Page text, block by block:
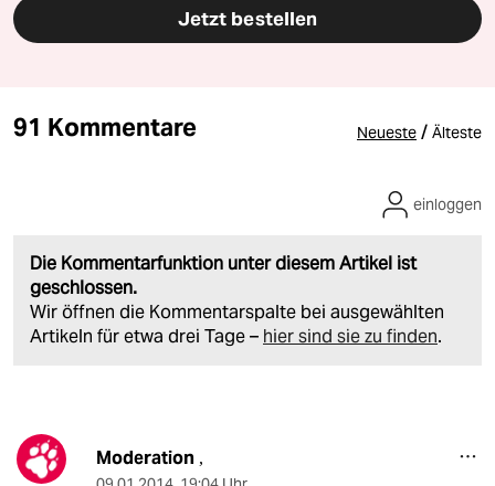
Jetzt bestellen
91 Kommentare Neueste / Älteste
Die Kommentarfunktion unter diesem Artikel ist
geschlossen.
Wir öffnen die Kommentarspalte bei ausgewählten
Artikeln für etwa drei Tage – hier sind sie zu finden.
einloggen
Moderation ,